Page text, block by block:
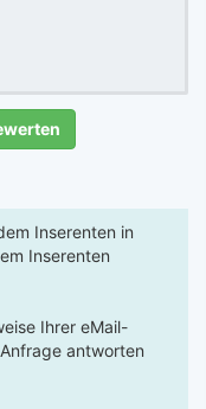
Inserenten in
Inserenten
Ihrer eMail-
antworten